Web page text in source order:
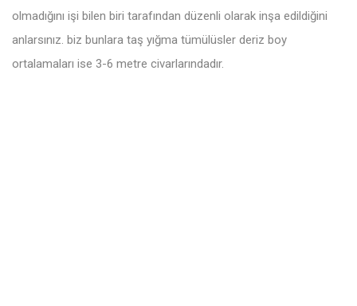
olmadığını işi bilen biri tarafından düzenli olarak inşa edildiğini
anlarsınız. biz bunlara taş yığma tümülüsler deriz boy
ortalamaları ise 3-6 metre civarlarındadır.